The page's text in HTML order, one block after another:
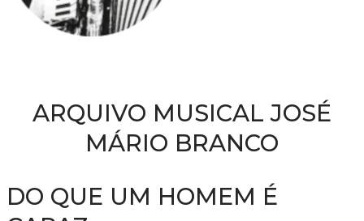
ARQUIVO MUSICAL JOSÉ
MÁRIO BRANCO
DO QUE UM HOMEM É